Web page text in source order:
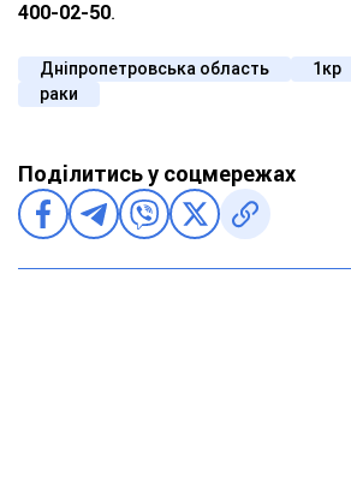
400-02-50.
Дніпропетровська область 1кр
раки
Поділитись у соцмережах